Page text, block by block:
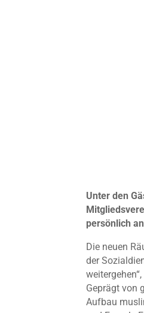
Unter den
persönlich
Die neuen
der
Geprägt von
Aufbau